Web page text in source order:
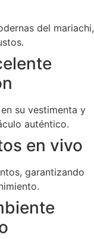
del mariachi,
su vestimenta y
auténtico.
en vivo
garantizando